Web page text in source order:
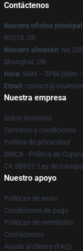
Contáctenos
Nuestra oficina principal
90210, US
Nuestro almacén: No
Shanghai, CN
Hora: 9AM – 5PM (Mon
Email :
Nuestra empresa
Sobre nosotros
Términos y condiciones
Política de privacidad
DMCA - Política de
CA SB657: Ley de
Nuestro apoyo
Políticas de envío
Condiciones de pago
Políticas de reembolso
Contáctenos
Ayuda al cliente (FAQ)